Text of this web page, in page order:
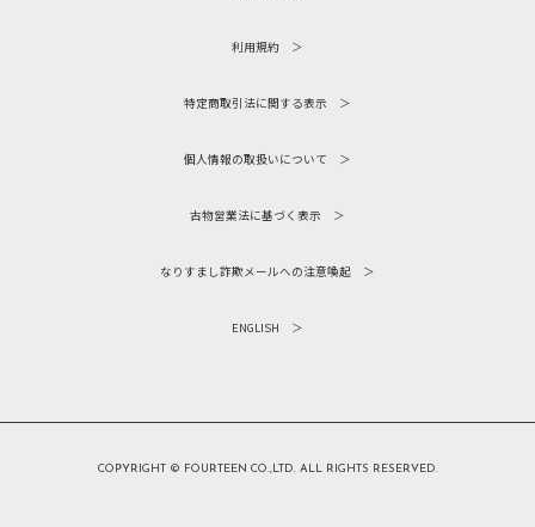
利用規約
特定商取引法に関する表示
個人情報の取扱いについて
古物営業法に基づく表示
なりすまし詐欺メールへの注意喚起
ENGLISH
COPYRIGHT ©︎ FOURTEEN CO.,LTD. ALL RIGHTS RESERVED.